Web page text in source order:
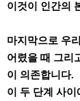
이것이 인간의
마지막으로 우
어렸을 때 그리
이 의존합니다.
이 두 단계 사